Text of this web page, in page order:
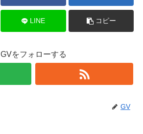
LINE コピー
GVをフォローする
GV